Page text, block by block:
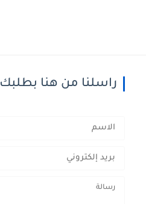
راسلنا من هنا بطلبك